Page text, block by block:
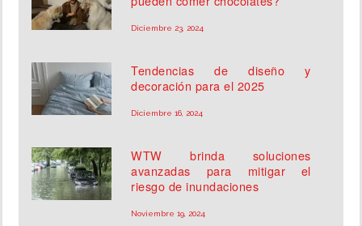
Diciembre 23, 2024
Tendencias de diseño y
decoración para el 2025
Diciembre 16, 2024
WTW brinda soluciones
avanzadas para mitigar el
riesgo de inundaciones
Noviembre 19, 2024